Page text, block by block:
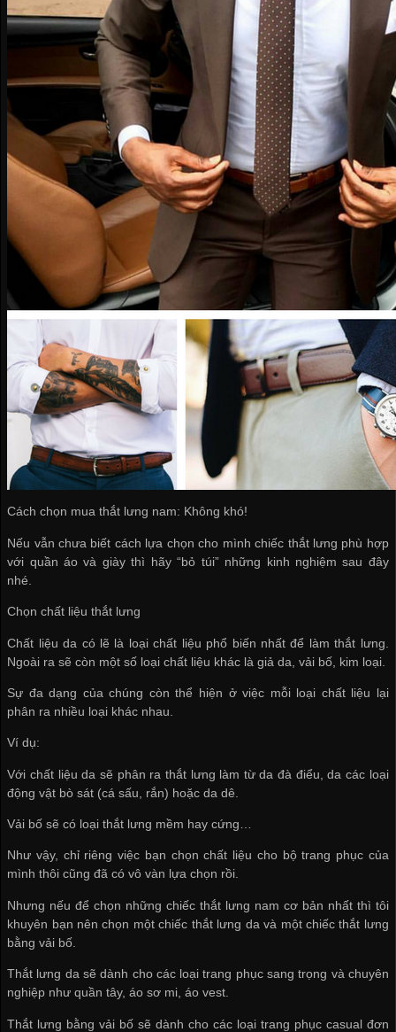
Cách chọn mua thắt lưng nam: Không khó!
Nếu vẫn chưa biết cách lựa chọn cho mình chiếc thắt lưng phù hợp
với quần áo và giày thì hãy “bỏ túi” những kinh nghiệm sau đây
nhé.
Chọn chất liệu thắt lưng
Chất liệu da có lẽ là loại chất liệu phổ biến nhất để làm thắt lưng.
Ngoài ra sẽ còn một số loại chất liệu khác là giả da, vải bố, kim loại.
Sự đa dạng của chúng còn thể hiện ở việc mỗi loại chất liệu lại
phân ra nhiều loại khác nhau.
Ví dụ:
Với chất liệu da sẽ phân ra thắt lưng làm từ da đà điểu, da các loại
động vật bò sát (cá sấu, rắn) hoặc da dê.
Vải bố sẽ có loại thắt lưng mềm hay cứng…
Như vậy, chỉ riêng việc bạn chọn chất liệu cho bộ trang phục của
mình thôi cũng đã có vô vàn lựa chọn rồi.
Nhưng nếu để chọn những chiếc thắt lưng nam cơ bản nhất thì tôi
khuyên bạn nên chọn một chiếc thắt lưng da và một chiếc thắt lưng
bằng vải bố.
Thắt lưng da sẽ dành cho các loại trang phục sang trọng và chuyên
nghiệp như quần tây, áo sơ mi, áo vest.
Thắt lưng bằng vải bố sẽ dành cho các loại trang phục casual đơn